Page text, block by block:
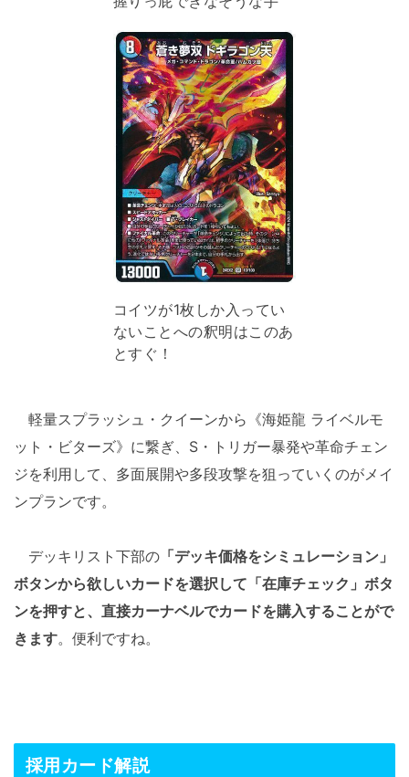
コイツが1枚しか入ってい
ないことへの釈明はこのあ
とすぐ！
軽量スプラッシュ・クイーンから《海姫龍 ライベルモ
ット・ビターズ》に繋ぎ、S・トリガー暴発や革命チェン
ジを利用して、多面展開や多段攻撃を狙っていくのがメイ
ンプランです。
デッキリスト下部の 「デッキ価格をシミュレーション」
ボタンから欲しいカードを選択して「在庫チェック」ボタ
ンを押すと、直接カーナベルでカードを購入することがで
きます。便利ですね。
採用カード解説